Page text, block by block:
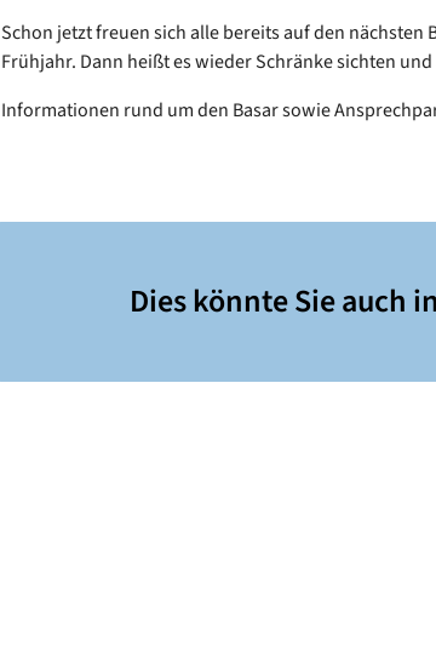
Schon jetzt freuen sich alle bereits auf den nächsten
Frühjahr. Dann heißt es wieder Schränke sichten
Informationen rund um den Basar sowie
Dies könnte Sie auch